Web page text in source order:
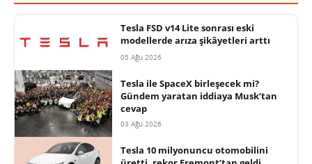
Tesla FSD v14 Lite sonrası eski
modellerde arıza şikâyetleri arttı
05 Ağu 2026
Tesla ile SpaceX birleşecek mi?
Gündem yaratan iddiaya Musk’tan
cevap
03 Ağu 2026
Tesla 10 milyonuncu otomobilini